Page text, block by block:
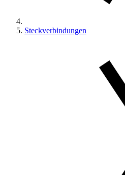
Steckverbindungen